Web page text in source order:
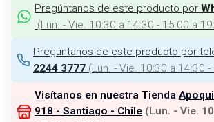
Pregúntanos de este producto por
(Lun. - Vie. 10:30 a 14:30 - 15:00 a
Pregúntanos de este producto por
2244 3777 (Lun. - Vie. 10:30 a 14:30
Visítanos en nuestra Tienda
918 - Santiago - Chile (Lun. - Vie.